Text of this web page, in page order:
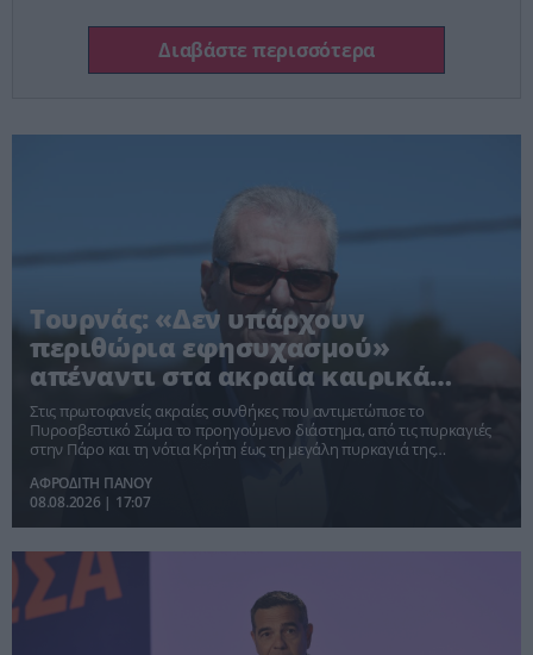
Διαβάστε περισσότερα
Τουρνάς: «Δεν υπάρχουν
περιθώρια εφησυχασμού»
απέναντι στα ακραία καιρικά
φαινόμενα
Στις πρωτοφανείς ακραίες συνθήκες που αντιμετώπισε το
Πυροσβεστικό Σώμα το προηγούμενο διάστημα, από τις πυρκαγιές
στην Πάρο και τη νότια Κρήτη έως τη μεγάλη πυρκαγιά της
και Πολιτικής Προστασίας Ευάγγελος Τουρνάς, στη συνεδρίαση της
Επιτροπής Εκτίμησης Κινδύνου που συγκάλεσε σήμερα ο Γενικός
Γραμματέας Πολιτικής Προστασίας Νίκος Παπαευσταθίου.
ΑΦΡΟΔΙΤΗ ΠΑΝΟΥ
08.08.2026 | 17:07